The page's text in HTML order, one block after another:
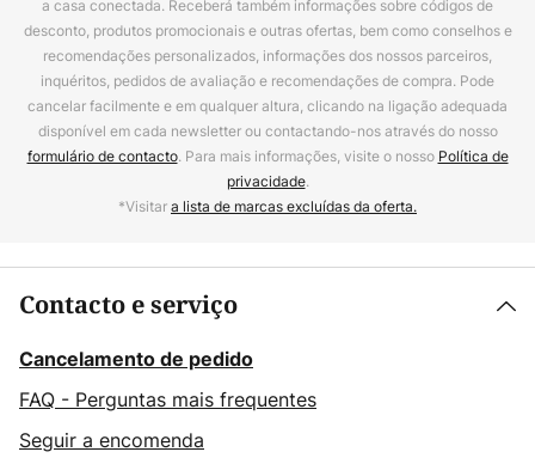
a casa conectada. Receberá também informações sobre códigos de
desconto, produtos promocionais e outras ofertas, bem como conselhos e
recomendações personalizados, informações dos nossos parceiros,
inquéritos, pedidos de avaliação e recomendações de compra. Pode
cancelar facilmente e em qualquer altura, clicando na ligação adequada
disponível em cada newsletter ou contactando-nos através do nosso
formulário de contacto. Para mais informações, visite o nosso Política de
privacidade.
*Visitara lista de marcas excluídas da oferta.
Contacto e serviço
Cancelamento de pedido
FAQ - Perguntas mais frequentes
Seguir a encomenda